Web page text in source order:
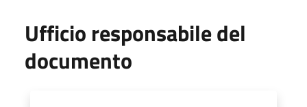
Ufficio responsabile del
documento